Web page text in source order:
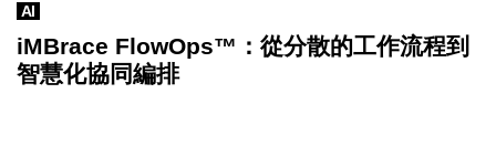
AI
iMBrace FlowOps™：從分散的工作流程到
智慧化協同編排